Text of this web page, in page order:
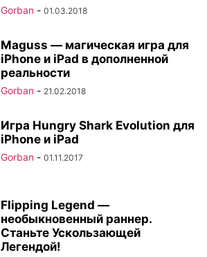
Gorban - 01.03.2018
Maguss — магическая игра для
iPhone и iPad в дополненной
реальности
Gorban - 21.02.2018
Игра Hungry Shark Evolution для
iPhone и iPad
Gorban - 01.11.2017
Flipping Legend —
необыкновенный раннер.
Станьте Ускользающей
Легендой!